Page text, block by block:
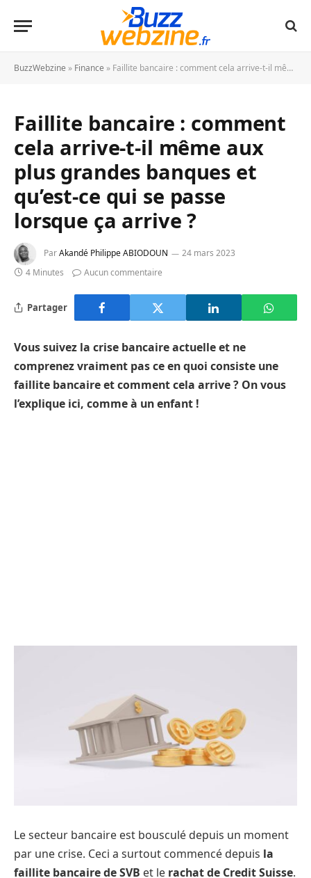
BuzzWebzine » Finance » Faillite bancaire : comment cela arrive-t-il même aux plus grandes banques et qu’est-ce qui se passe lorsque ça arrive ?
Faillite bancaire : comment
cela arrive-t-il même aux
plus grandes banques et
qu’est-ce qui se passe
lorsque ça arrive ?
ParAkandé Philippe ABIODOUN
24 mars 2023
4 Minutes
Aucun commentaire
Partager
Vous suivez la crise bancaire actuelle et ne
comprenez vraiment pas ce en quoi consiste une
faillite bancaire et comment cela arrive ? On vous
l’explique ici, comme à un enfant !
Le secteur bancaire est bousculé depuis un moment
par une crise. Ceci a surtout commencé depuis la
faillite bancaire de SVB et le rachat de Credit Suisse.